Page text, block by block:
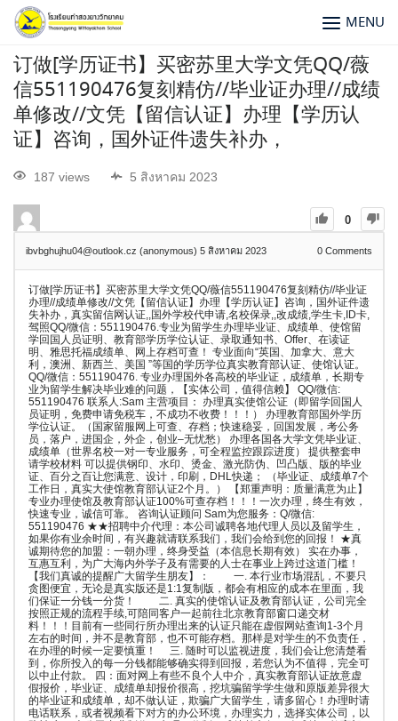
MENU
订做[学历证书】买密苏里大学文凭QQ/薇
信551190476复刻精仿//毕业证办理//成绩
单修改//文凭【留信认证】办理【学历认
证】咨询，国外证件遗失补办，
187 views 5 สิงหาคม 2023
0
ibvbghujhu04@outlook.cz (anonymous) 5 สิงหาคม 2023 0 Comments
订做[学历证书】买密苏里大学文凭QQ/薇信551190476复刻精仿//毕业证
办理//成绩单修改//文凭【留信认证】办理【学历认证】咨询，国外证件遗
失补办，真实留信网认证,,国外学校代申请,名校保录,,改成绩,学生卡,ID卡,
驾照QQ/微信：551190476.专业为留学生办理毕业证、成绩单、使馆留
学回国人员证明、教育部学历学位认证、录取通知书、Offer、在读证
明、雅思托福成绩单、网上存档可查！ 专业面向“英国、加拿大、意大
利，澳洲、新西兰、美国 ”等国的学历学位真实教育部认证、使馆认证。
QQ/微信：551190476. 专业办理国外各高校的毕业证，成绩单，长期专
业为留学生解决毕业难的问题，【实体公司，值得信赖】 QQ/微信:
551190476 联系人:Sam 主营项目： 办理真实使馆公证（即留学回国人
员证明，免费申请免税车，不成功不收费！！！） 办理教育部国外学历
学位认证。（国家留服网上可查、存档；快速稳妥，回国发展，考公务
员，落户，进国企，外企，创业–无忧愁） 办理各国各大学文凭毕业证、
成绩单（世界名校一对一专业服务，可全程监控跟踪进度） 提供整套申
请学校材料 可以提供钢印、水印、烫金、激光防伪、凹凸版、版的毕业
证、百分之百让您满意、设计，印刷，DHL快递； （毕业证、成绩单7个
工作日，真实大使馆教育部认证2个月。） 【郑重声明：质量满意为止】
专业办理使馆及教育部认证100%可查存档！！！一次办理，终生有效，
快速专业，诚信可靠。 咨询认证顾问 Sam为您服务：Q/微信:
551190476 ★★招聘中介代理：本公司诚聘各地代理人员以及留学生，
如果你有业余时间，有兴趣就请联系我们，我们会给到您的回报！ ★真
诚期待您的加盟：一朝办理，终身受益（本信息长期有效） 实在办事，
互惠互利，为广大海内外学子及有需要的人士在事业上跨过这道门槛！
【我们真诚的提醒广大留学生朋友】： 一. 本行业市场混乱，不要只
贪图便宜，无论是真实版还是1:1复制版，都会有相应的成本在里面，我
们保证一分钱一分货！ 二. 真实的使馆认证及教育部认证，公司完全
按照正规的流程手续,可陪同客户一起前往北京教育部窗口递交材
料！！！目前有一些同行所办理出来的认证只能在虚假网站查询1-3个月
左右的时间，并不是教育部，也不可能存档。那样是对学生的不负责任，
在办理的时候一定要慎重！ 三. 随时可以监视进度，我们会让您清楚看
到，你所投入的每一分钱都能够确实得到回报，若您认为不值得，完全可
以中止付款。 四：面对网上有些不良个人中介，真实教育部认证故意虚
假报价，毕业证、成绩单却报价很高，挖坑骗留学学生做和原版差异很大
的毕业证和成绩单，却不做认证，欺骗广大留学生，请多留心！办理时请
电话联系，或者视频看下对方的办公环境，办理实力，选择实体公司，以